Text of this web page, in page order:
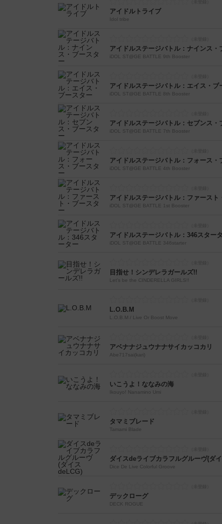
アイドルトライブ
Idol tribe
アイドルステージバトル：ナインス・
iDOL ST@GE BATTLE 9th Booster
アイドルステージバトル：エイス・ブ
iDOL ST@GE BATTLE 8th Booster
アイドルステージバトル：セブンス・
iDOL ST@GE BATTLE 7th Booster
アイドルステージバトル：フォース・
iDOL ST@GE BATTLE 4th Booster
アイドルステージバトル：ファースト
iDOL ST@GE BATTLE 1st Booster
アイドルステージバトル：346スター
iDOL ST@GE BATTLE 346starter
目指せ！シンデレラガールズ!!
Let's be the CINDERELLA GIRLS!!
L.O.B.M
L.O.B.M / Live Or Boost Move
アベナナジュウナナサイカッコカリ
Abe717sai(kari)
いこうよ！ななみの海
Ikouyo! Nanamino Umi
タマミブレード
Tamami Blade
ダイスdeライブカラフルグルーヴ(ダ
Dice De Live Colorful Groove
デックローグ
DECK ROGUE